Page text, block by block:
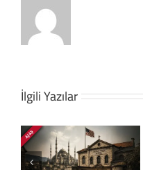
İlgili Yazılar
İdeolojiler Arap
Dünyasına Nasıl